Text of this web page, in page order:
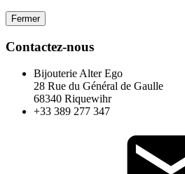
Fermer
Contactez-nous
Bijouterie Alter Ego
28 Rue du Général de Gaulle
68340 Riquewihr
+33 389 277 347